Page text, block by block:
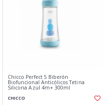
Chicco Perfect 5 Biberón
Biofuncional Anticólicos Tetina
Silicona Azul 4m+ 300ml
CHICCO